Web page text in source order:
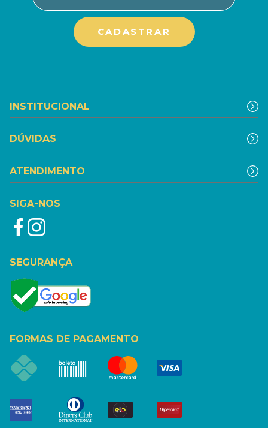
INSTITUCIONAL
DÚVIDAS
ATENDIMENTO
SIGA-NOS
SEGURANÇA
FORMAS DE PAGAMENTO